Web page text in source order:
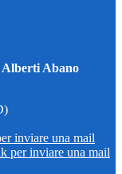
Abano
inviare una mail
per inviare una mail